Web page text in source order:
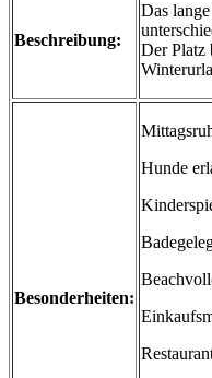
Beschreibung:
Das
Der Platz
Besonderheiten:
Hunde